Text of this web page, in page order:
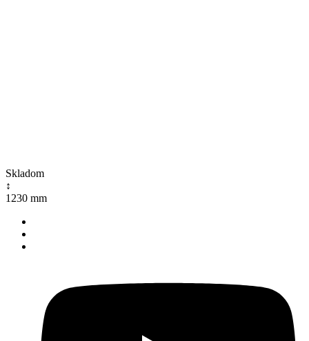
Skladom
↕
1230 mm